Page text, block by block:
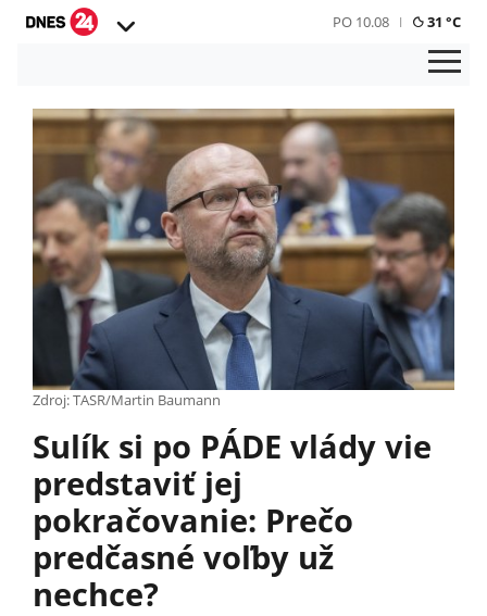
PO 10.08 31 °C
Zdroj: TASR/Martin Baumann
Sulík si po PÁDE vlády vie
predstaviť jej
pokračovanie: Prečo
predčasné voľby už
nechce?